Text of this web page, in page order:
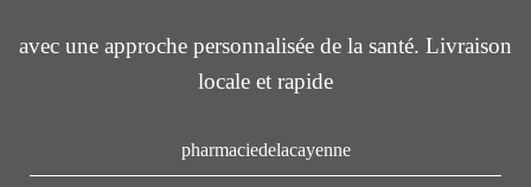
avec une approche personnalisée de la santé. Livraison
locale et rapide
pharmaciedelacayenne